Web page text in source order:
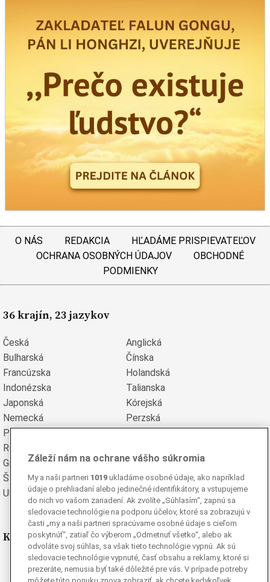
O NÁS REDAKCIA
HĽADÁME PRISPIEVATEĽOV
OCHRANA OSOBNÝCH ÚDAJOV
OBCHODNÉ
PODMIENKY
36 krajín, 23 jazykov
Česká
Anglická
Bulharská
Čínska
Francúzska
Holandská
Indonézska
Talianska
Japonská
Kórejská
Nemecká
Perzská
Poľská
Rumunská
Grécka
Španielska
Švédska
Turecká
Ukrajinská
Vietnamská
Kde nás nájdete
Facebook
Instagram
Záleží nám na ochrane vášho súkromia
My a naši partneri 1019 ukladáme osobné údaje, ako napríklad
údaje o prehliadaní alebo jedinečné identifikátory, a vstupujeme
do nich vo vašom zariadení. Ak zvolíte „Súhlasím“, zapnú sa
sledovacie technológie na podporu účelov, ktoré sa zobrazujú v
časti „my a naši partneri spracúvame osobné údaje s cieľom
poskytnúť“, zatiaľ čo výberom „Odmetnuť všetko“, alebo ak
odvoláte svoj súhlas, sa však tieto technológie vypnú. Ak sú
sledovacie technológie vypnuté, časť obsahu a reklamy, ktoré si
prezeráte, nemusia byť také dôležité pre vás. V prípade potreby